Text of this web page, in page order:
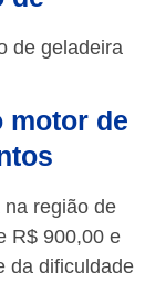
de geladeira
motor de
região de
R$ 900,00 e
da dificuldade